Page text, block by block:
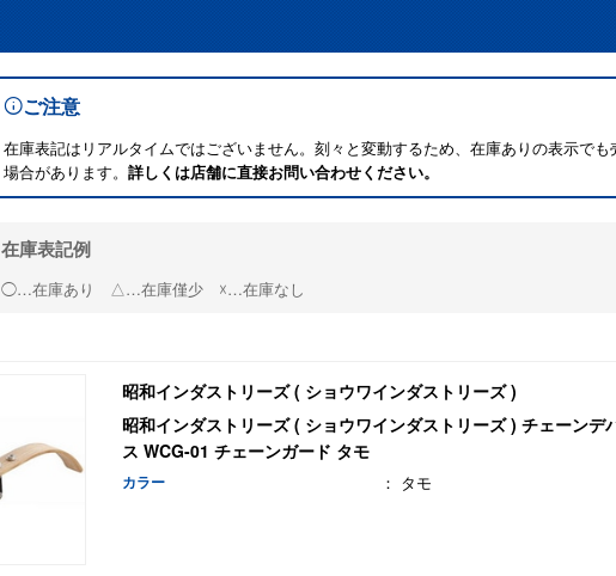
ご注意
在庫表記はリアルタイムではございません。刻々と変動するため、在庫ありの表示でも
場合があります。 詳しくは店舗に直接お問い合わせください。
在庫表記例
◯…在庫あり △…在庫僅少 ☓…在庫なし
昭和インダストリーズ ( ショウワインダストリーズ )
昭和インダストリーズ ( ショウワインダストリーズ ) チェーンデ
ス WCG-01 チェーンガード タモ
カラー ： タモ